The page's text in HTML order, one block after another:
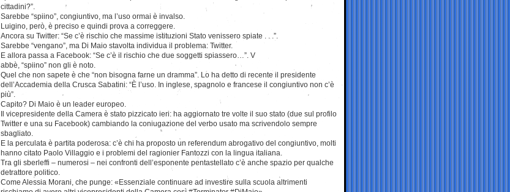
cittadini?”.
Sarebbe “spiino”, congiuntivo, ma l’uso ormai è invalso.
Luigino, però, è preciso e quindi prova a correggere.
Ancora su Twitter: “Se c’è rischio che massime istituzioni Stato venissero spiate . . .”.
Sarebbe “vengano”, ma Di Maio stavolta individua il problema: Twitter.
E allora passa a Facebook: “Se c’è il rischio che due soggetti spiassero…”. V
abbè, “spiino” non gli è noto.
Quel che non sapete è che “non bisogna farne un dramma”. Lo ha detto di recente il presidente
dell’Accademia della Crusca Sabatini: “È l’uso. In inglese, spagnolo e francese il congiuntivo non c’è
più”.
Capito? Di Maio è un leader europeo.
Il vicepresidente della Camera è stato pizzicato ieri: ha aggiornato tre volte il suo stato (due sul profilo
Twitter e una su Facebook) cambiando la coniugazione del verbo usato ma scrivendolo sempre
sbagliato.
E la perculata è partita poderosa: c’è chi ha proposto un referendum abrogativo del congiuntivo, molti
hanno citato Paolo Villaggio e i problemi del ragionier Fantozzi con la lingua italiana.
Tra gli sberleffi – numerosi – nei confronti dell’esponente pentastellato c’è anche spazio per qualche
detrattore politico.
Come Alessia Morani, che punge: «Essenziale continuare ad investire sulla scuola altrimenti